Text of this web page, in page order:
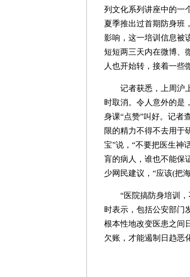
列文化系列讲座中的一
夏季推出过首期防身班
影响，这一培训信息被
短短两三天内在微博、
人也开始转，接着一些
记者获悉，上周沪上
时取消。令人意外的是
身课“点赞”叫好。记者
限的精力不得不去用于
宝”说，“不要把医生神
肓的病人，谁也不能保
少网民建议，“应该(把
“医院搞防身培训，
时表示，包括公安部门
根本性地改变医患之间
欠账，才能遏制日趋恶